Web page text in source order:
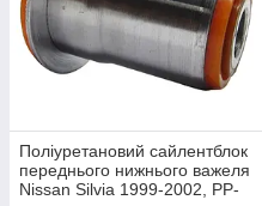
Поліуретановий сайлентблок
переднього нижнього важеля
Nissan Silvia 1999-2002, PP-